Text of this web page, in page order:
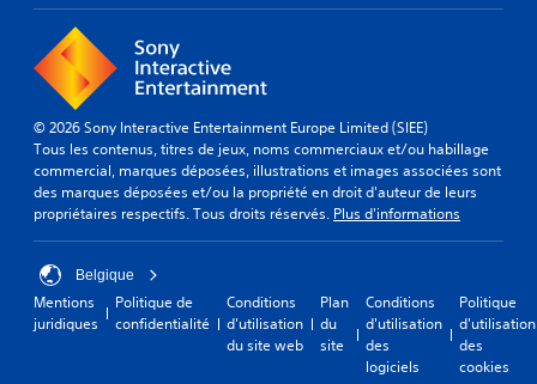
© 2026 Sony Interactive Entertainment Europe Limited (SIEE)
Tous les contenus, titres de jeux, noms commerciaux et/ou habillage
commercial, marques déposées, illustrations et images associées sont
des marques déposées et/ou la propriété en droit d'auteur de leurs
propriétaires respectifs. Tous droits réservés. Plus d'informations
Belgique
Mentions
juridiques
Politique de
confidentialité
Conditions
d'utilisation
du site web
Plan
du
site
Conditions
d'utilisation
des
logiciels
Politique
d'utilisation
des
cookies